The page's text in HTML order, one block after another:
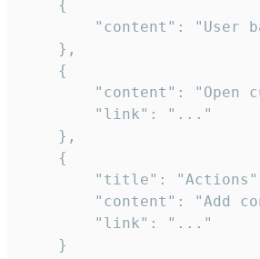
    {
"content": "User
    },
    {
"content": "Open
        "link": "..."
    },
    {
"title":
"content": "Add
        "link": "..."
    }